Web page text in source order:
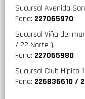
Sucursal Avenida
Fono: 227065970
Sucursal Viña del
/ 22 Norte ).
Fono: 227065980
Sucursal Club Hípico
Fono: 226836610 /